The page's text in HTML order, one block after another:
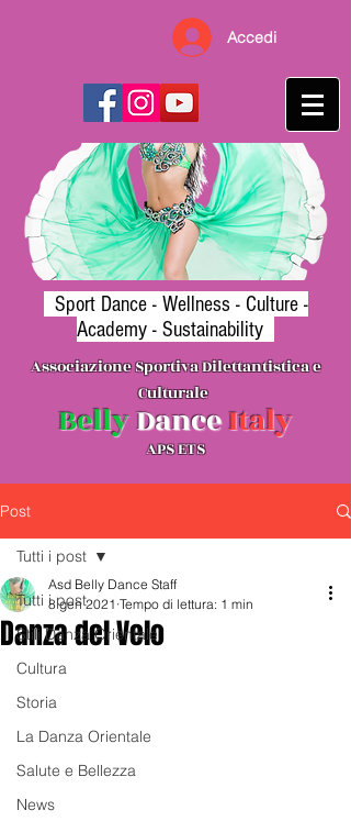
Accedi
Sport Dance - Wellness - Culture -
Academy - Sustainability
Associazione Sportiva Dilettantistica e
Culturale
BellyDanceItaly
APS ETS
Post
Tutti i post
Stili Danza Orientale
Cultura
Storia
La Danza Orientale
Salute e Bellezza
News
Tutti i post
Danza del Velo
Asd Belly Dance Staff
8 gen 2021 Tempo di lettura: 1 min